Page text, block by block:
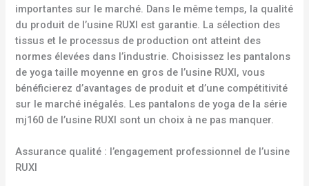
importantes sur le marché. Dans le même temps, la qualité
du produit de l’usine RUXI est garantie. La sélection des
tissus et le processus de production ont atteint des
normes élevées dans l’industrie. Choisissez les pantalons
de yoga taille moyenne en gros de l’usine RUXI, vous
bénéficierez d’avantages de produit et d’une compétitivité
sur le marché inégalés. Les pantalons de yoga de la série
mj160 de l’usine RUXI sont un choix à ne pas manquer.
Assurance qualité : l’engagement professionnel de l’usine
RUXI